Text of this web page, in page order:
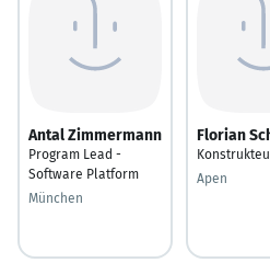
Antal Zimmermann
Program Lead -
Software Platform
München
Florian
Apen